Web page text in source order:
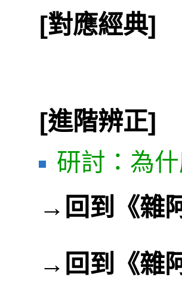
[對應經典]
[進階辨正]
研討：為
→ 回到《雜
→ 回到《雜